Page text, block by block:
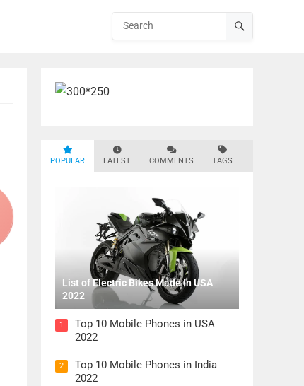
POPULAR LATEST COMMENTS TAGS
List of Electric Bikes Made In USA
2022
1
Top 10 Mobile Phones in USA
2022
2
Top 10 Mobile Phones in India
2022